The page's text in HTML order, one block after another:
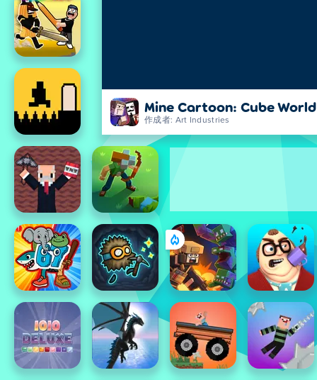
Mine Cartoon: Cube World
作成者: Art Industries